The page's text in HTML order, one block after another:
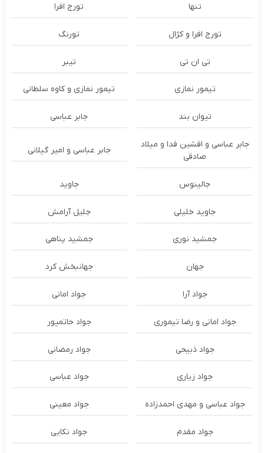
تنها تورج افرا
تورج افرا و کژال تورنگ
تی ان تی تیبر
تیمور نمازی تیمور نمازی و کاوه سلطانی
تیوان بند جابر عباسی
جابر عباسی و افشین فدا و میلاد
صادقی
جابر عباسی و امیر گیلانی
جالینوس جاوید
جاوید خلیلی جلیل آرامش
جمشید نوری جمشید پناهی
جهان جهانبخش کرد
جواد آرا جواد امانی
جواد امانی و رضا تیموری جواد حاتمپور
جواد ذبیحی جواد رمضانی
جواد زیاری جواد عباسی
جواد عباسی و مهدی احمدزاده جواد معینی
جواد مقدم جواد نکایی